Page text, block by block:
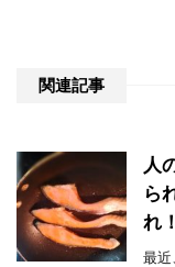
関連記事
人
ら
れ！
最近